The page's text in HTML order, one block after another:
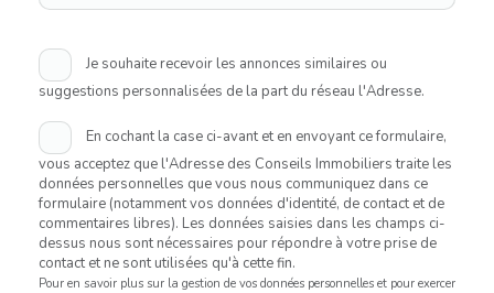
Je souhaite recevoir les annonces similaires ou
suggestions personnalisées de la part du réseau l'Adresse.
En cochant la case ci-avant et en envoyant ce formulaire,
vous acceptez que l'Adresse des Conseils Immobiliers traite les
données personnelles que vous nous communiquez dans ce
formulaire (notamment vos données d'identité, de contact et de
commentaires libres). Les données saisies dans les champs ci-
dessus nous sont nécessaires pour répondre à votre prise de
contact et ne sont utilisées qu'à cette fin.
Pour en savoir plus sur la gestion de vos données personnelles et pour exercer